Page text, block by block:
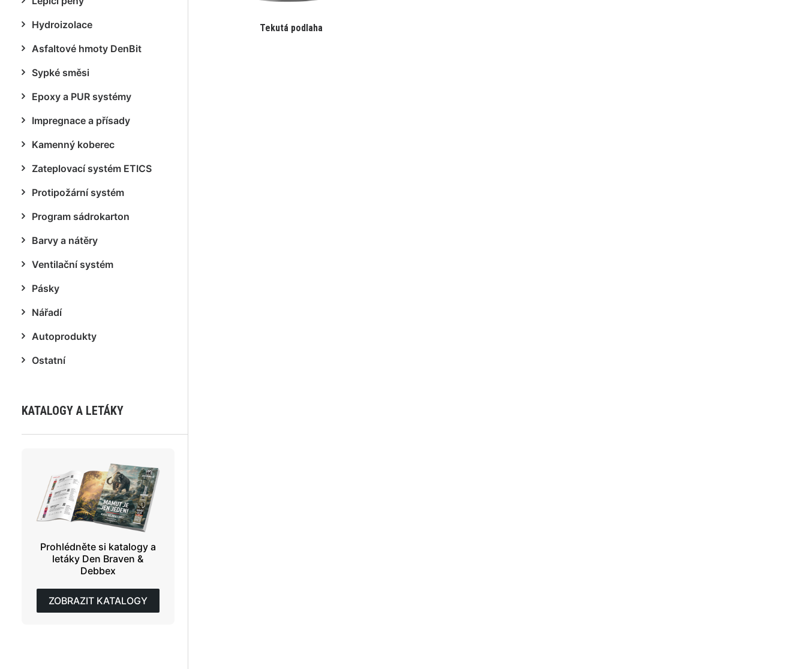
Hydroizolace
Asfaltové hmoty DenBit
Sypké směsi
Epoxy a PUR systémy
Impregnace a přísady
Kamenný koberec
Zateplovací systém ETICS
Protipožární systém
Program sádrokarton
Barvy a nátěry
Ventilační systém
Pásky
Nářadí
Autoprodukty
Ostatní
KATALOGY A LETÁKY
Prohlédněte si katalogy a
letáky Den Braven &
Debbex
ZOBRAZIT KATALOGY
Tekutá podlaha